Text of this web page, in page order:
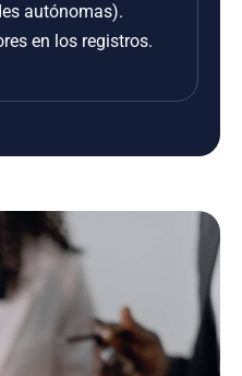
autónomas).
en los registros.